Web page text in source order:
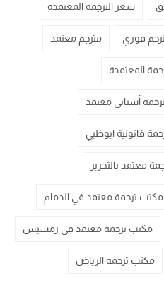
سعر الترجمة المعتمدة
فوري مترجم معتمد
المعتمدة
أسباني معتمد
قانونية ابوظبي
معتمد بالتحرير
مكتب ترجمة معتمد في الدمام
مكتب ترجمة معتمد في رمسيس
مكتب ترجمه الرياض